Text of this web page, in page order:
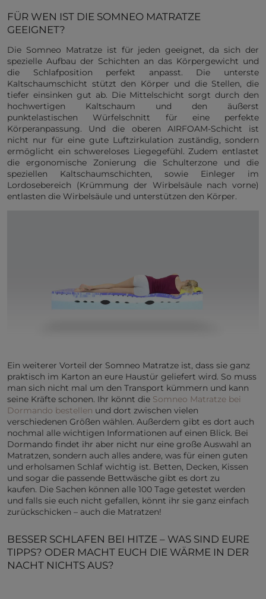
FÜR WEN IST DIE SOMNEO MATRATZE
GEEIGNET?
Die Somneo Matratze ist für jeden geeignet, da sich der
spezielle Aufbau der Schichten an das Körpergewicht und
die Schlafposition perfekt anpasst. Die unterste
Kaltschaumschicht stützt den Körper und die Stellen, die
tiefer einsinken gut ab. Die Mittelschicht sorgt durch den
hochwertigen Kaltschaum und den äußerst
punktelastischen Würfelschnitt für eine perfekte
Körperanpassung. Und die oberen AIRFOAM-Schicht ist
nicht nur für eine gute Luftzirkulation zuständig, sondern
ermöglicht ein schwereloses Liegegefühl. Zudem entlastet
die ergonomische Zonierung die Schulterzone und die
speziellen Kaltschaumschichten, sowie Einleger im
Lordosebereich (Krümmung der Wirbelsäule nach vorne)
entlasten die Wirbelsäule und unterstützen den Körper.
Ein weiterer Vorteil der Somneo Matratze ist, dass sie ganz
praktisch im Karton an eure Haustür geliefert wird. So muss
man sich nicht mal um den Transport kümmern und kann
seine Kräfte schonen. Ihr könnt die Somneo Matratze bei
Dormando bestellen und dort zwischen vielen
verschiedenen Größen wählen. Außerdem gibt es dort auch
nochmal alle wichtigen Informationen auf einen Blick. Bei
Dormando findet ihr aber nicht nur eine große Auswahl an
Matratzen, sondern auch alles andere, was für einen guten
und erholsamen Schlaf wichtig ist. Betten, Decken, Kissen
und sogar die passende Bettwäsche gibt es dort zu
kaufen. Die Sachen können alle 100 Tage getestet werden
und falls sie euch nicht gefallen, könnt ihr sie ganz einfach
zurückschicken – auch die Matratzen!
BESSER SCHLAFEN BEI HITZE – WAS SIND EURE
TIPPS? ODER MACHT EUCH DIE WÄRME IN DER
NACHT NICHTS AUS?